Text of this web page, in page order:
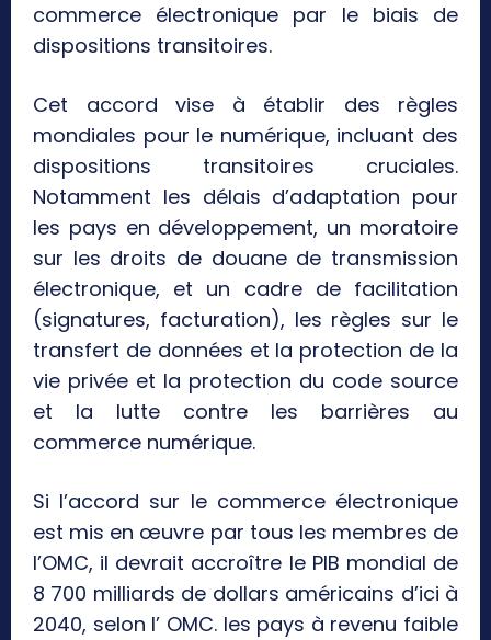
commerce électronique par le biais de
dispositions transitoires.
Cet accord vise à établir des règles
mondiales pour le numérique, incluant des
dispositions transitoires cruciales.
Notamment les délais d’adaptation pour
les pays en développement, un moratoire
sur les droits de douane de transmission
électronique, et un cadre de facilitation
(signatures, facturation), les règles sur le
transfert de données et la protection de la
vie privée et la protection du code source
et la lutte contre les barrières au
commerce numérique.
Si l’accord sur le commerce électronique
est mis en œuvre par tous les membres de
l’OMC, il devrait accroître le PIB mondial de
8 700 milliards de dollars américains d’ici à
2040, selon l’ OMC. les pays à revenu faible